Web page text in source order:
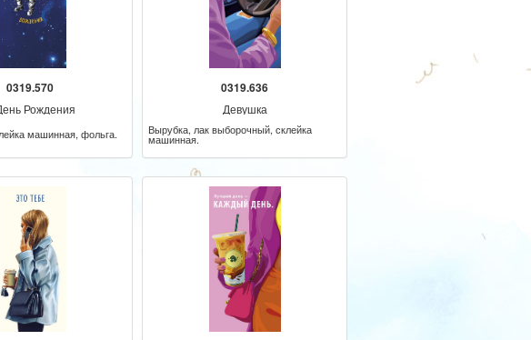
0319.570
Рождения
машинная, фольга.
0319.636
Девушка
Вырубка, лак выборочный, склейка
машинная.